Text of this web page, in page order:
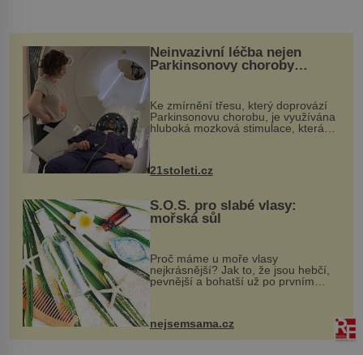
Neinvazivní léčba nejen
Parkinsonovy choroby
Ke zmírnění třesu, který doprovází
Parkinsonovu chorobu, je využívána
hluboká mozková stimulace, která
však vyžaduje vysoce invazivní
k dostatečně přesnému zacílení ...
21stoleti.cz
S.O.S. pro slabé vlasy:
mořská sůl
Proč máme u moře vlasy
nejkrásnější? Jak to, že jsou hebčí,
pevnější a bohatší už po prvním
vlasy. ...
nejsemsama.cz